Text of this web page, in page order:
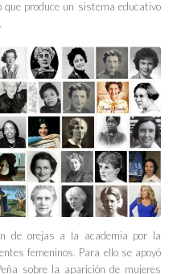
que produce un sistema educativo
de orejas a la academia por la
femeninos. Para ello se apoyó
sobre la aparición de mujeres